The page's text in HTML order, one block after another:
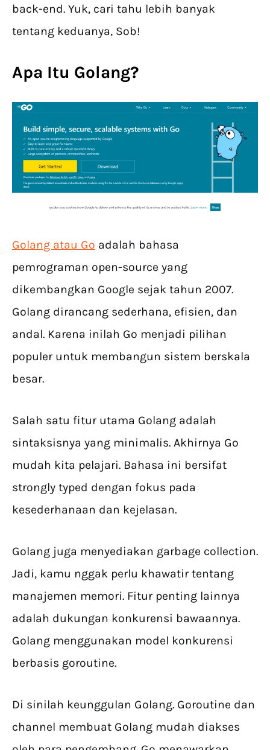
back-end. Yuk, cari tahu lebih banyak
tentang keduanya, Sob!
Apa Itu Golang?
Golang atau Go adalah bahasa
pemrograman open-source yang
dikembangkan Google sejak tahun 2007.
Golang dirancang sederhana, efisien, dan
andal. Karena inilah Go menjadi pilihan
populer untuk membangun sistem berskala
besar.
Salah satu fitur utama Golang adalah
sintaksisnya yang minimalis. Akhirnya Go
mudah kita pelajari. Bahasa ini bersifat
strongly typed dengan fokus pada
kesederhanaan dan kejelasan.
Golang juga menyediakan garbage collection.
Jadi, kamu nggak perlu khawatir tentang
manajemen memori. Fitur penting lainnya
adalah dukungan konkurensi bawaannya.
Golang menggunakan model konkurensi
berbasis goroutine.
Di sinilah keunggulan Golang. Goroutine dan
channel membuat Golang mudah diakses